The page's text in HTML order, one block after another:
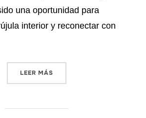
una oportunidad para
interior y reconectar con
LEER MÁS